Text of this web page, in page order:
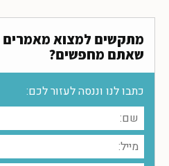
מתקשים למצוא מאמרים
שאתם מחפשים?
כתבו לנו וננסה לעזור לכם: